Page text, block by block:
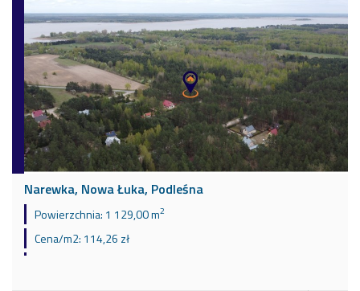
Narewka, Nowa Łuka, Podleśna
Powierzchnia: 1 129,00 m2
Cena/m2: 114,26 zł